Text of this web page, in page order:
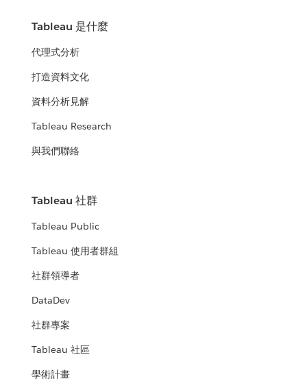
Tableau 是什麼
代理式分析
打造資料文化
資料分析見解
Tableau Research
與我們聯絡
Tableau 社群
Tableau Public
Tableau 使用者群組
社群領導者
DataDev
社群專案
Tableau 社區
學術計畫